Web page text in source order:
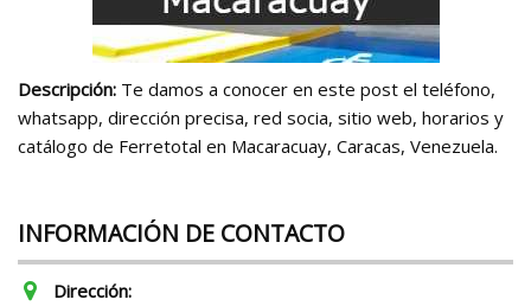
Descripción: Te damos a conocer en este post el teléfono,
whatsapp, dirección precisa, red socia, sitio web, horarios y
catálogo de Ferretotal en Macaracuay, Caracas, Venezuela.
INFORMACIÓN DE CONTACTO
Dirección: